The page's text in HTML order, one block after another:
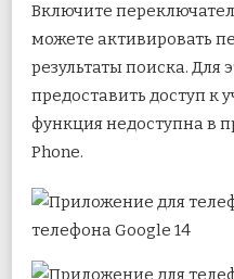
Включите
можете активировать
результаты поиска. Для
предоставить доступ к
функция недоступна в
Phone.